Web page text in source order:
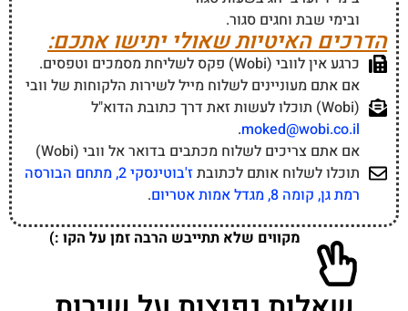
ובימי שבת וחגים סגור.
הדרכים האיטיות שאולי יתישו אתכם:
כרגע אין לוובי (Wobi) פקס לשליחת מסמכים וטפסים.
אם אתם מעוניינים לשלוח מייל לשירות הלקוחות של וובי
(Wobi) תוכלו לעשות זאת דרך כתובת הדוא"ל
moked@wobi.co.il
.
אם אתם צריכים לשלוח מכתבים בדואר אל וובי (Wobi)
תוכלו לשלוח אותם לכתובת
ז'בוטינסקי 2, מתחם הבורסה
רמת גן, קומה 8, מגדל אמות אטריום
.
מקווים שלא תתייבש הרבה זמן על הקו :)